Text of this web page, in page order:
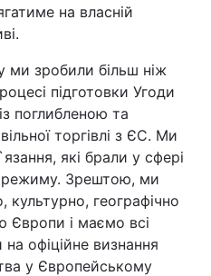
на власній
ми зробили більш ніж
підготовки Угоди
поглибленою та
торгівлі з ЄС. Ми
які брали у сфері
режиму. Зрештою, ми
культурно, географічно
Європи і маємо всі
офіційне визнання
у Європейському